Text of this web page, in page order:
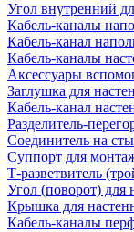
Угол внутренний
Кабель-каналы
Кабель-канал
Кабель-каналы
Аксессуары
Заглушка для
Кабель-канал
Разделитель-
Соединитель на
Суппорт для
Т-разветвитель
Угол (поворот) для
Крышка для
Кабель-каналы